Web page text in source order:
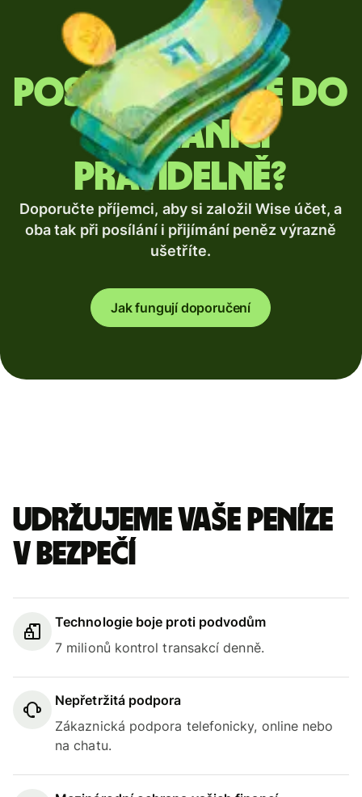
Posíláte peníze do
zahraničí
pravidelně?
Doporučte příjemci, aby si založil Wise účet, a
oba tak při posílání i přijímání peněz výrazně
ušetříte.
Jak fungují doporučení
Udržujeme vaše peníze
v bezpečí
Technologie boje proti podvodům
7 milionů kontrol transakcí denně.
Nepřetržitá podpora
Zákaznická podpora telefonicky, online nebo
na chatu.